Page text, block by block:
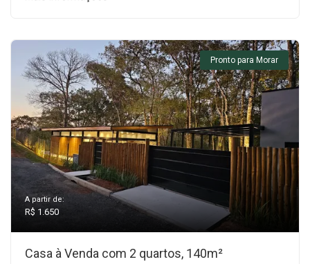
Pronto para Morar
A partir de:
R$ 1.650
Casa à Venda com 2 quartos, 140m²